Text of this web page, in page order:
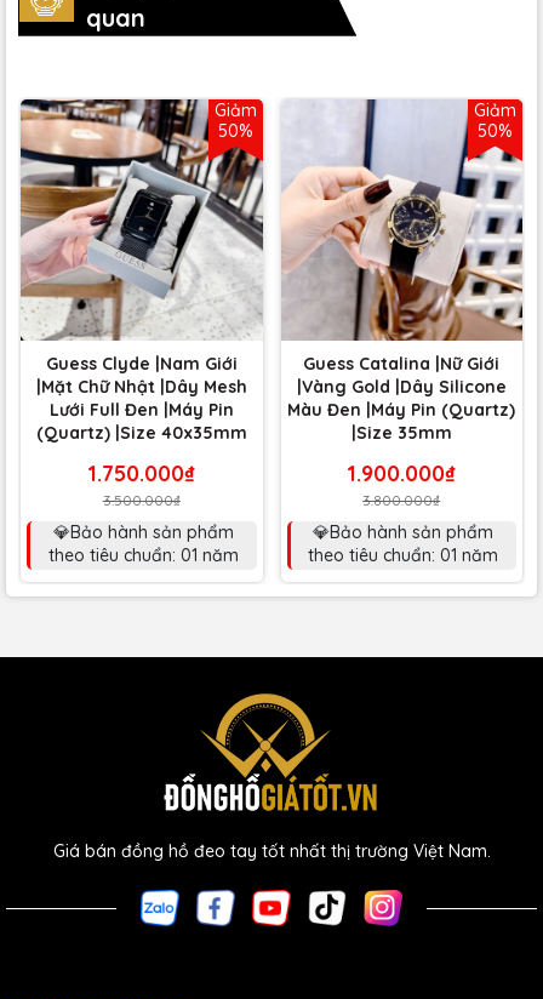
quan
Giảm
50%
Guess Clyde |Nam Giới
|Mặt Chữ Nhật |Dây Mesh
Lưới Full Đen |Máy Pin
(Quartz) |Size 40x35mm
1.750.000₫
3.500.000₫
💎Bảo hành sản phẩm
theo tiêu chuẩn: 01 năm
Giảm
50%
Guess Catalina |Nữ Giới
|Vàng Gold |Dây Silicone
Màu Đen |Máy Pin (Quartz)
|Size 35mm
1.900.000₫
3.800.000₫
💎Bảo hành sản phẩm
theo tiêu chuẩn: 01 năm
Giá bán đồng hồ đeo tay tốt nhất thị trường Việt Nam.